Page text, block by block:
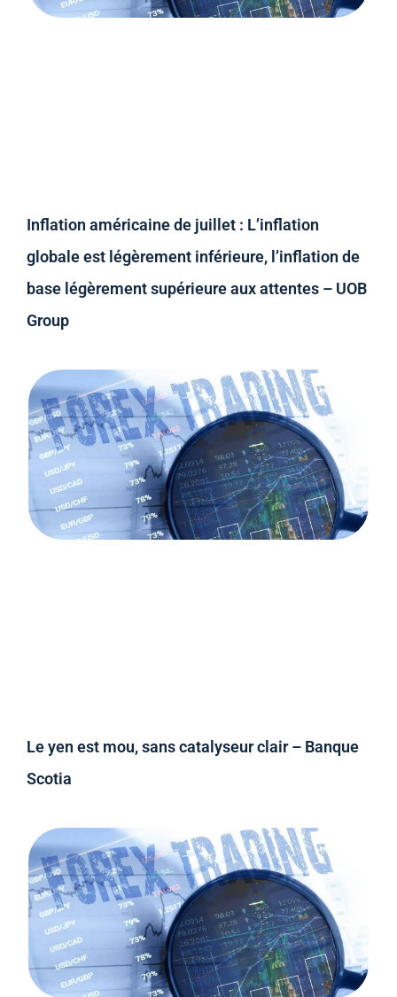
Inflation américaine de juillet : L’inflation
globale est légèrement inférieure, l’inflation de
base légèrement supérieure aux attentes – UOB
Group
Le yen est mou, sans catalyseur clair – Banque
Scotia